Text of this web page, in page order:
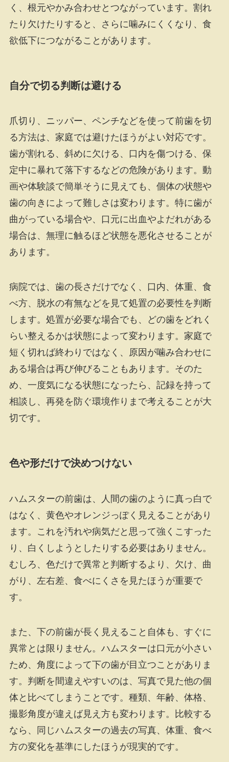
く、根元やかみ合わせとつながっています。割れ
たり欠けたりすると、さらに噛みにくくなり、食
欲低下につながることがあります。
自分で切る判断は避ける
爪切り、ニッパー、ペンチなどを使って前歯を切
る方法は、家庭では避けたほうがよい対応です。
歯が割れる、斜めに欠ける、口内を傷つける、保
定中に暴れて落下するなどの危険があります。動
画や体験談で簡単そうに見えても、個体の状態や
歯の向きによって難しさは変わります。特に歯が
曲がっている場合や、口元に出血やよだれがある
場合は、無理に触るほど状態を悪化させることが
あります。
病院では、歯の長さだけでなく、口内、体重、食
べ方、脱水の有無などを見て処置の必要性を判断
します。処置が必要な場合でも、どの歯をどれく
らい整えるかは状態によって変わります。家庭で
短く切れば終わりではなく、原因が噛み合わせに
ある場合は再び伸びることもあります。そのた
め、一度気になる状態になったら、記録を持って
相談し、再発を防ぐ環境作りまで考えることが大
切です。
色や形だけで決めつけない
ハムスターの前歯は、人間の歯のように真っ白で
はなく、黄色やオレンジっぽく見えることがあり
ます。これを汚れや病気だと思って強くこすった
り、白くしようとしたりする必要はありません。
むしろ、色だけで異常と判断するより、欠け、曲
がり、左右差、食べにくさを見たほうが重要で
す。
また、下の前歯が長く見えること自体も、すぐに
異常とは限りません。ハムスターは口元が小さい
ため、角度によって下の歯が目立つことがありま
す。判断を間違えやすいのは、写真で見た他の個
体と比べてしまうことです。種類、年齢、体格、
撮影角度が違えば見え方も変わります。比較する
なら、同じハムスターの過去の写真、体重、食べ
方の変化を基準にしたほうが現実的です。